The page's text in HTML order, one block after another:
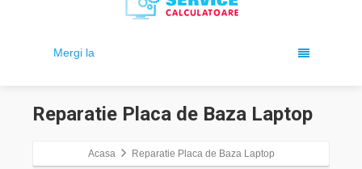
Mergi la
Reparatie Placa de Baza Laptop
Acasa Reparatie Placa de Baza Laptop